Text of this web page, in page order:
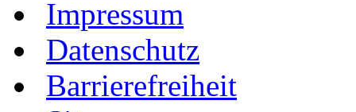
Impressum
Datenschutz
Barrierefreiheit